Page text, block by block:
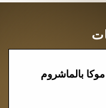
بالماشروم